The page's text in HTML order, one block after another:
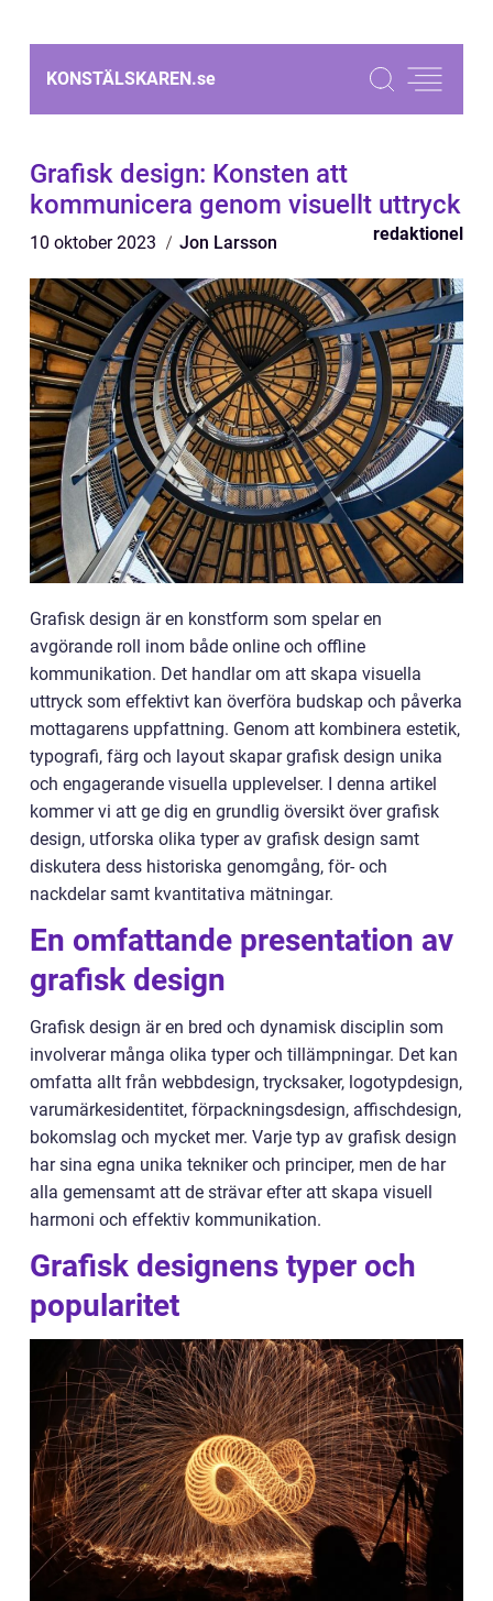
KONSTÄLSKAREN.se
Grafisk design: Konsten att
kommunicera genom visuellt uttryck
10 oktober 2023 Jon Larsson redaktionel
Grafisk design är en konstform som spelar en
avgörande roll inom både online och offline
kommunikation. Det handlar om att skapa visuella
uttryck som effektivt kan överföra budskap och påverka
mottagarens uppfattning. Genom att kombinera estetik,
typografi, färg och layout skapar grafisk design unika
och engagerande visuella upplevelser. I denna artikel
kommer vi att ge dig en grundlig översikt över grafisk
design, utforska olika typer av grafisk design samt
diskutera dess historiska genomgång, för- och
nackdelar samt kvantitativa mätningar.
En omfattande presentation av
grafisk design
Grafisk design är en bred och dynamisk disciplin som
involverar många olika typer och tillämpningar. Det kan
omfatta allt från webbdesign, trycksaker, logotypdesign,
varumärkesidentitet, förpackningsdesign, affischdesign,
bokomslag och mycket mer. Varje typ av grafisk design
har sina egna unika tekniker och principer, men de har
alla gemensamt att de strävar efter att skapa visuell
harmoni och effektiv kommunikation.
Grafisk designens typer och
popularitet